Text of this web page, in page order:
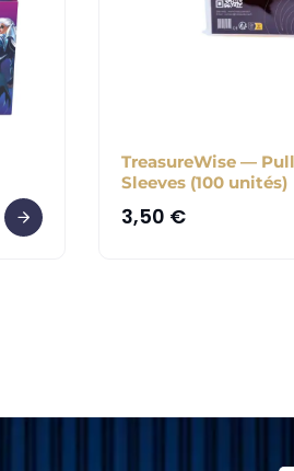
TreasureWise —
Sleeves (100 unités)
3,50 €